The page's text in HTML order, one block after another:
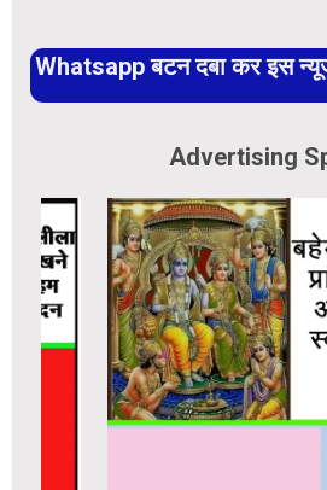
Whatsapp बटन दबा कर इस
Advertising